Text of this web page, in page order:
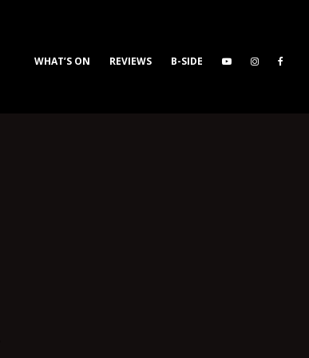
B-SIDE
REVIEWS
WHAT’S ON